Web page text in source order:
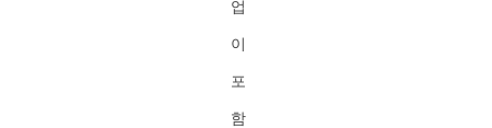
업
이
포
함